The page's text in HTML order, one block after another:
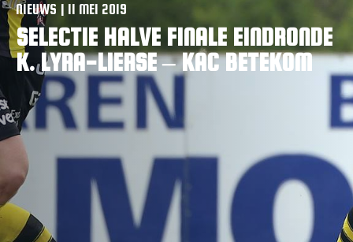
NIEUWS | 11 MEI 2019
SELECTIE HALVE FINALE EINDRONDE
K. LYRA-LIERSE – KAC BETEKOM